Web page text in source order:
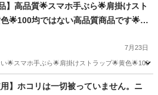
】高品質🌟スマホ手ぶら🌟肩掛けスト
🌟100均ではない高品質商品です🌟お
ほとんどのカバーに適用できます
7月23日
🌟スマホ手ぶら🌟肩掛けストラップ🌟黄色🌟100
収納家具 100均
】ホコリは一切被っていません。ニ